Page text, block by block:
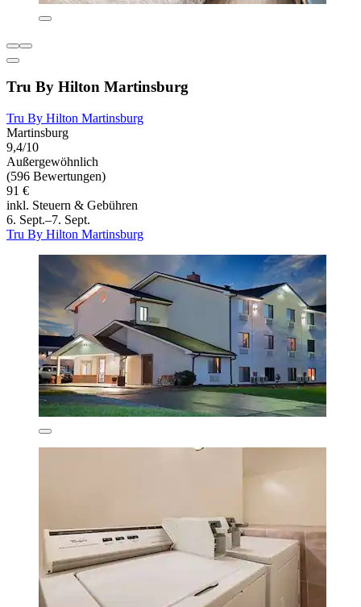
Tru By Hilton Martinsburg
Tru By Hilton Martinsburg
Martinsburg
9,4/10
Außergewöhnlich
(596 Bewertungen)
91 €
inkl. Steuern & Gebühren
6. Sept.–7. Sept.
Tru By Hilton Martinsburg